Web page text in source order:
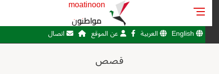
moatinoon
مواطنون
English العربية عن الموقع اتصال
قصص